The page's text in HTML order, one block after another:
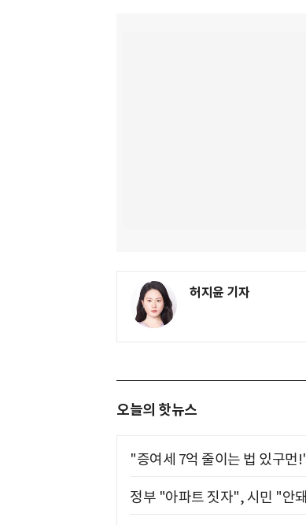
허지윤 기자
오늘의 핫뉴스
"증여세 7억 줄이는 법 있구먼
정부 "아파트 짓자", 시민 "안